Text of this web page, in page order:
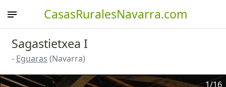
CasasRuralesNavarra.com
Sagastietxea I
- Eguaras (Navarra)
1/16